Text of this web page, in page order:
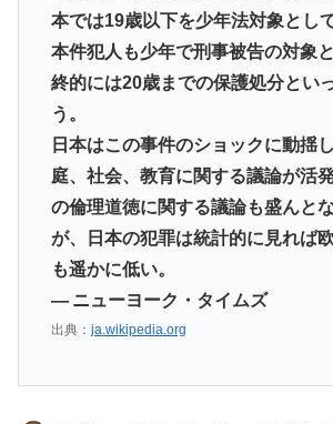
本では19歳以下を少年法対象とし
本件犯人も少年で刑事被告の対象
終的には20歳までの保護処分とい
う。
日本はこの事件のショックに動揺
庭、社会、教育に関する議論が活
の倫理道徳に関する議論も盛んと
が、日本の犯罪は統計的に見れば
も遥かに低い。
— ニューヨーク・タイムズ
出典： ja.wikipedia.org